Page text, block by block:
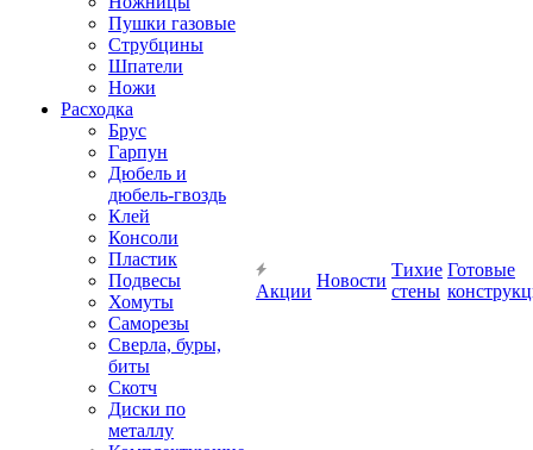
Пушки газовые
Струбцины
Шпатели
Ножи
Расходка
Брус
Гарпун
Дюбель и
дюбель-гвоздь
Клей
Консоли
Пластик
Подвесы
Хомуты
Саморезы
Сверла, буры,
биты
Скотч
Диски по
металлу
Акции
Новости
Тихие
стены
Готовые